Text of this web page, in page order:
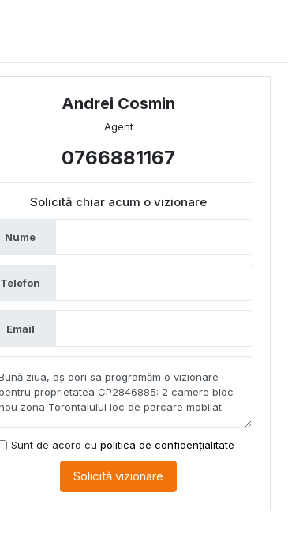
Andrei Cosmin
Agent
0766881167
Solicită chiar acum o vizionare
Nume
Telefon
Email
Sunt de acord cu politica de confidențialitate
Solicită vizionare